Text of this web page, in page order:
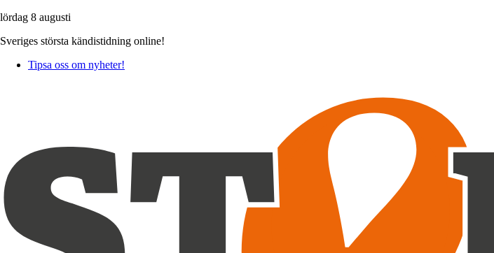
lördag 8 augusti
Sveriges största kändistidning online!
Tipsa oss om nyheter!